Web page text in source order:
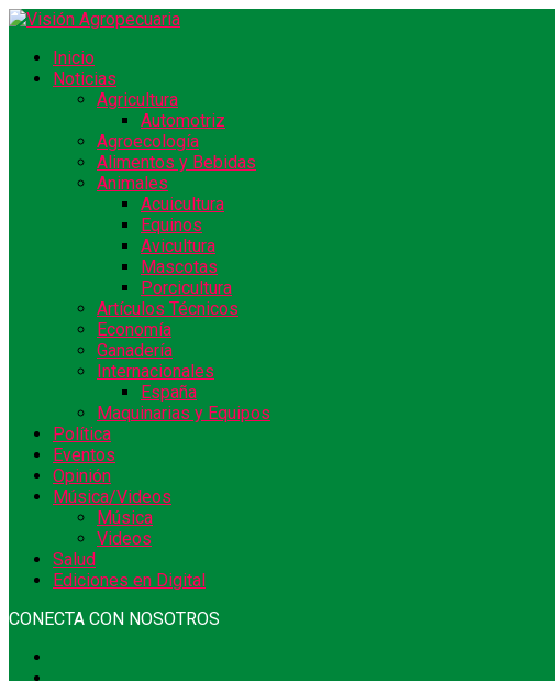
Inicio
Noticias
Agricultura
Automotriz
Agroecología
Alimentos y Bebidas
Animales
Acuicultura
Equinos
Avicultura
Mascotas
Porcicultura
Artículos Técnicos
Economía
Ganadería
Internacionales
España
Maquinarias y Equipos
Política
Eventos
Opinión
Música/Videos
Música
Videos
Salud
Ediciones en Digital
CONECTA CON NOSOTROS